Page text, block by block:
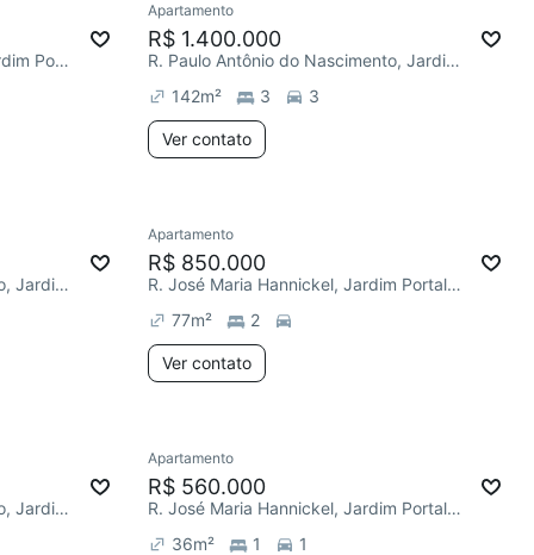
R. Isolina Leite Nascimento, Jardim Portal da Colina
Apartamento
R$ 1.400.000
R. Paulo Antônio do Nascimento, Jardim Portal da Colina
142m² 3 3
Ver contato
R. Paulo Antônio do Nascimento, Jardim Portal da Colina
Apartamento
R$ 850.000
R. José Maria Hannickel, Jardim Portal da Colina
77m² 2
Ver contato
R. Paulo Antônio do Nascimento, Jardim Portal da Colina
Apartamento
R$ 560.000
R. José Maria Hannickel, Jardim Portal da Colina
36m² 1 1